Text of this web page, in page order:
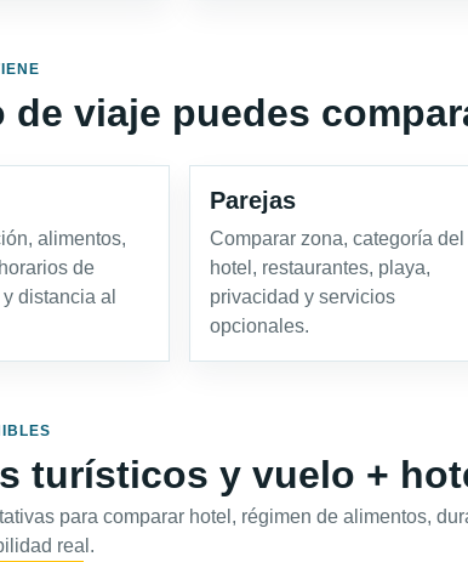
de viaje puedes
alimentos,
de
distancia al
Parejas
Comparar zona, categoría del
hotel, restaurantes, playa,
privacidad y servicios
opcionales.
turísticos y vuelo +
para comparar hotel, régimen de alimentos,
real.